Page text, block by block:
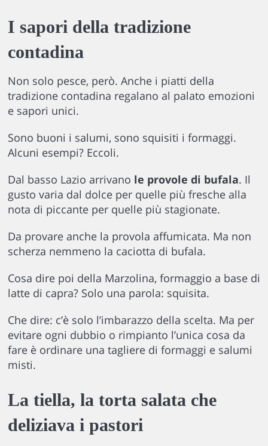
I sapori della tradizione
contadina
Non solo pesce, però. Anche i piatti della
tradizione contadina regalano al palato emozioni
e sapori unici.
Sono buoni i salumi, sono squisiti i formaggi.
Alcuni esempi? Eccoli.
Dal basso Lazio arrivano le provole di bufala. Il
gusto varia dal dolce per quelle più fresche alla
nota di piccante per quelle più stagionate.
Da provare anche la provola affumicata. Ma non
scherza nemmeno la caciotta di bufala.
Cosa dire poi della Marzolina, formaggio a base di
latte di capra? Solo una parola: squisita.
Che dire: c’è solo l’imbarazzo della scelta. Ma per
evitare ogni dubbio o rimpianto l’unica cosa da
fare è ordinare una tagliere di formaggi e salumi
misti.
La tiella, la torta salata che
deliziava i pastori